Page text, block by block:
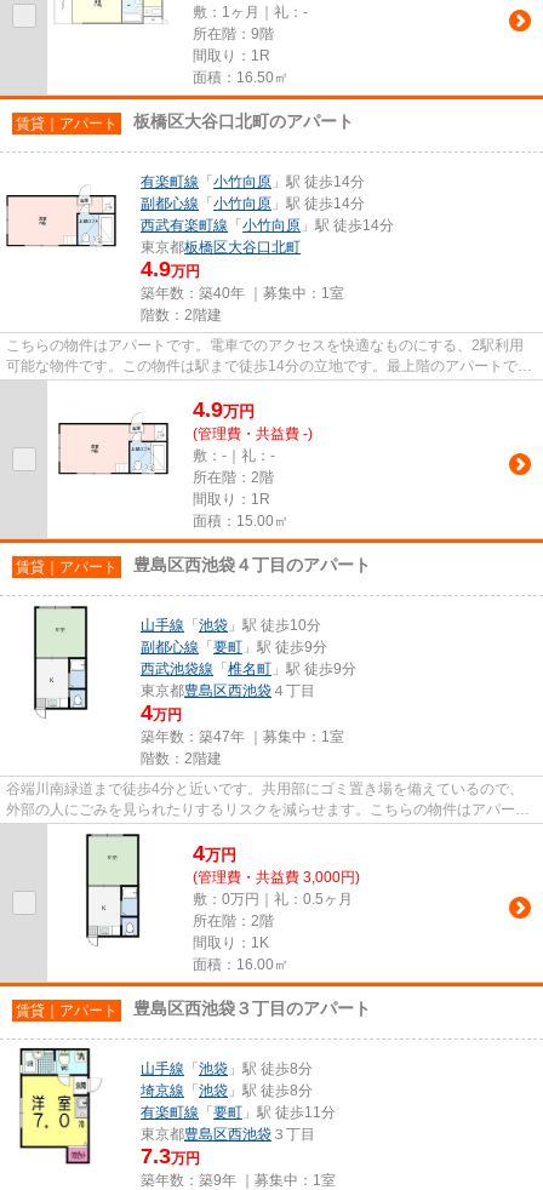
敷：1ヶ月｜礼：-
所在階：9階
間取り：1R
面積：16.50㎡
賃貸｜アパート 板橋区大谷口北町のアパート
有楽町線 「 小竹向原 」駅 徒歩14分
副都心線 「 小竹向原 」駅 徒歩14分
西武有楽町線 「 小竹向原 」駅 徒歩14分
東京都板橋区大谷口北町
4.9万円
築年数：築40年 ｜募集中： 1室
階数：2階建
こちらの物件はアパートです。電車でのアクセスを快適なものにする、2駅利用
可能な物件です。この物件は駅まで徒歩14分の立地です。最上階のアパートで
4.9万円
(管理費・共益費 -)
敷：-｜礼：-
所在階：2階
間取り：1R
面積：15.00㎡
賃貸｜アパート 豊島区西池袋４丁目のアパート
山手線 「 池袋 」駅 徒歩10分
副都心線 「 要町 」駅 徒歩9分
西武池袋線 「 椎名町 」駅 徒歩9分
東京都豊島区西池袋 ４丁目
4万円
築年数：築47年 ｜募集中： 1室
階数：2階建
谷端川南緑道まで徒歩4分と近いです。共用部にゴミ置き場を備えているので、
外部の人にごみを見られたりするリスクを減らせます。こちらの物件はアパート
です。アクセスの良い徒歩10分...
4万円
(管理費・共益費 3,000円)
敷：0万円｜礼：0.5ヶ月
所在階：2階
間取り：1K
面積：16.00㎡
賃貸｜アパート 豊島区西池袋３丁目のアパート
山手線 「 池袋 」駅 徒歩8分
埼京線 「 池袋 」駅 徒歩8分
有楽町線 「 要町 」駅 徒歩11分
東京都豊島区西池袋 ３丁目
7.3万円
築年数：築9年 ｜募集中： 1室